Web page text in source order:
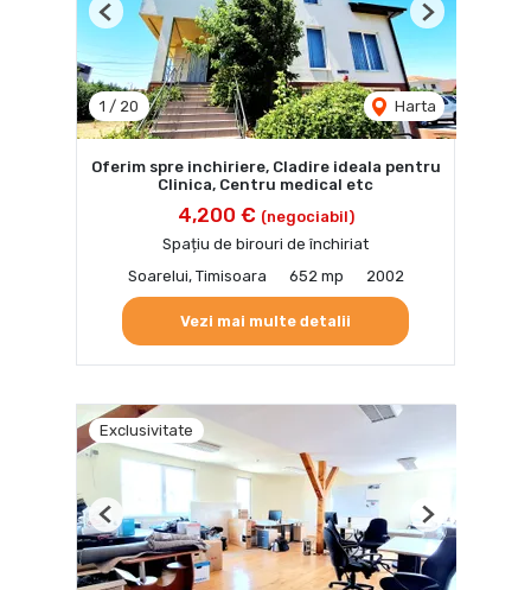
1 / 20 Harta
Previous Next
Oferim spre inchiriere, Cladire ideala pentru
Clinica, Centru medical etc
4,200 € (negociabil)
Spațiu de birouri de închiriat
Soarelui, Timisoara
652 mp 2002
Vezi mai multe detalii
Exclusivitate
Previous Next